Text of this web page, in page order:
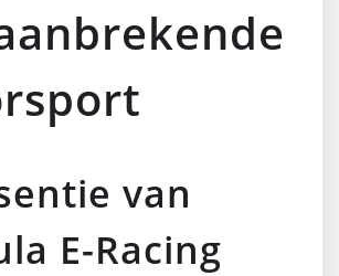
van
E-Racing